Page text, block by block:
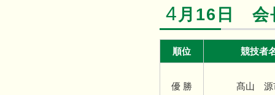
4 月16日
順位 競技者
優 勝 髙山 源